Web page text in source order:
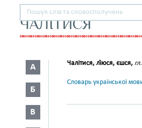
ЧАЛІТИСЯ
А
Б
В
Чалітися, лі́юся, єшся, гл.
Словарь української